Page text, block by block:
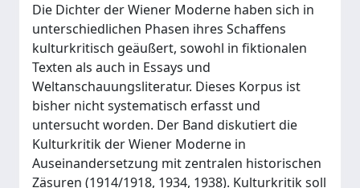
Die Dichter der Wiener Moderne haben sich in
unterschiedlichen Phasen ihres Schaffens
kulturkritisch geäußert, sowohl in fiktionalen
Texten als auch in Essays und
Weltanschauungsliteratur. Dieses Korpus ist
bisher nicht systematisch erfasst und
untersucht worden. Der Band diskutiert die
Kulturkritik der Wiener Moderne in
Auseinandersetzung mit zentralen historischen
Zäsuren (1914/1918, 1934, 1938). Kulturkritik soll